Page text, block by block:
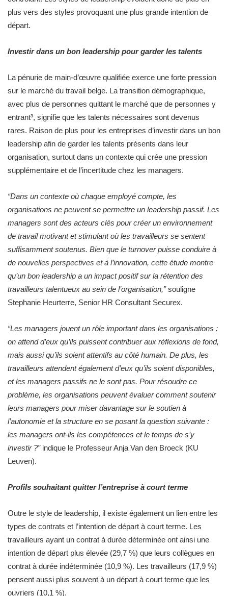
plus vers des styles provoquant une plus grande intention de
départ. ​
Investir dans un bon leadership pour garder les talents
La pénurie de main-d’œuvre qualifiée exerce une forte pression
sur le marché du travail belge. La transition démographique,
avec plus de personnes quittant le marché que de personnes y
entrant³, signifie que les talents nécessaires sont devenus
rares. Raison de plus pour les entreprises d’investir dans un bon
leadership afin de garder les talents présents dans leur
organisation, surtout dans un contexte qui crée une pression
supplémentaire et de l’incertitude chez les managers.
“Dans un contexte où chaque employé compte, les
organisations ne peuvent se permettre un leadership passif. Les
managers sont des acteurs clés pour créer un environnement
de travail motivant et stimulant où les travailleurs se sentent
suffisamment soutenus. Bien que le turnover puisse conduire à
de nouvelles perspectives et à l’innovation, cette étude montre
qu’un bon leadership a un impact positif sur la rétention des
travailleurs talentueux au sein de l’organisation,”souligne
Stephanie Heurterre, Senior HR Consultant Securex.
“Les managers jouent un rôle important dans les organisations :
on attend d’eux qu’ils puissent contribuer aux réflexions de fond,
mais aussi qu’ils soient attentifs au côté humain. De plus, les
travailleurs attendent également d’eux qu’ils soient disponibles,
et les managers passifs ne le sont pas. Pour résoudre ce
problème, les organisations peuvent évaluer comment soutenir
leurs managers pour miser davantage sur le soutien à
l’autonomie et la structure en se posant la question suivante :
les managers ont-ils les compétences et le temps de s’y
investir ?”indique le Professeur Anja Van den Broeck (KU
Leuven).
Profils souhaitant quitter l’entreprise à court terme
Outre le style de leadership, il existe également un lien entre les
types de contrats et l’intention de départ à court terme. Les
travailleurs ayant un contrat à durée déterminée ont ainsi une
intention de départ plus élevée (29,7 %) que leurs collègues en
contrat à durée indéterminée (10,9 %). Les travailleurs (17,9 %)
pensent aussi plus souvent à un départ à court terme que les
ouvriers (10,1 %).